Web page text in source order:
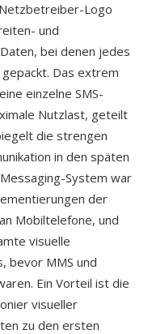
Logo
und
bei denen jedes
Das extrem
einzelne SMS-
Nutzlast, geteilt
die strengen
in den späten
System war
der
Mobiltelefone, und
visuelle
bevor MMS und
Ein Vorteil ist die
visueller
zu den ersten